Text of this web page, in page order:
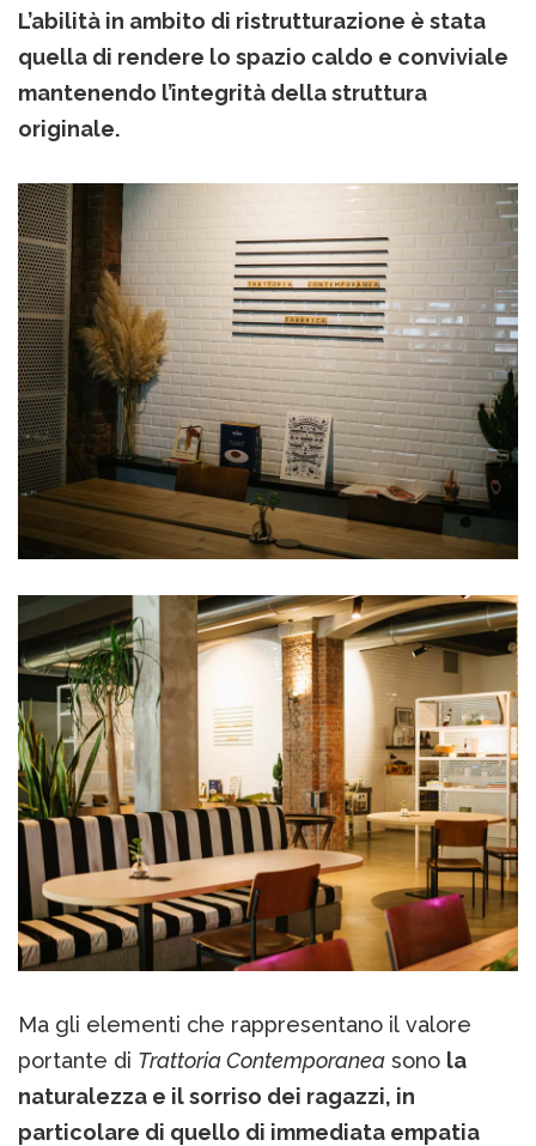
L’abilità in ambito di ristrutturazione è stata
quella di rendere lo spazio caldo e conviviale
mantenendo l’integrità della struttura
originale.
Ma gli elementi che rappresentano il valore
portante di Trattoria Contemporanea sono la
naturalezza e il sorriso dei ragazzi, in
particolare di quello di immediata empatia